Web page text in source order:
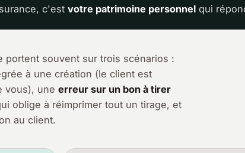
c'estvotre patrimoine personnel qui
portent souvent sur trois scénarios :
à une création (le client est
vous), une erreur sur un bon à tirer
oblige à réimprimer tout un tirage, et
au client.